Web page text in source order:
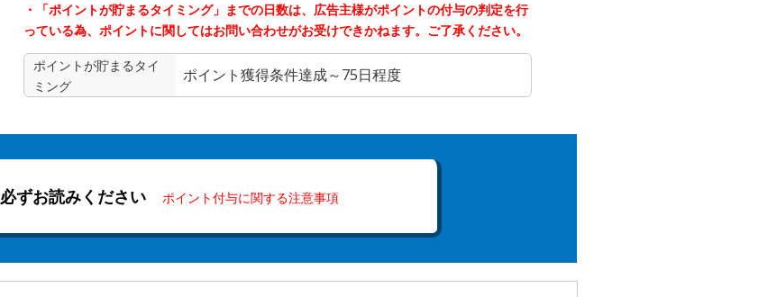
・「ポイントが貯まるタイミング」までの日数は、広告主様がポイントの付与の判定を行
っている為、ポイントに関してはお問い合わせがお受けできかねます。ご了承ください。
ポイントが貯まる タイ
ミング
ポイント獲得条件達成～75日程度
必ずお読みください ポイント付与に関する注意事項